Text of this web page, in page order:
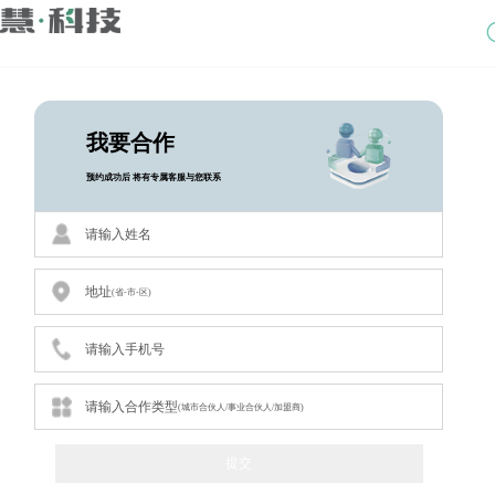
我要合作
预约成功后 将有专属客服与您联系
请输入姓名
地址(省-市-区)
请输入手机号
请输入合作类型(城市合伙人/事业合伙人/加盟商)